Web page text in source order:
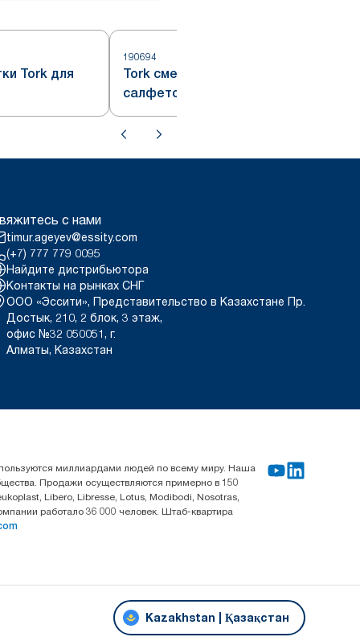
Tork для
190694
Tork сменный блок влажных
салфеток для поверхностей
с нами
timur.ageyev@essity.com
(+7) 777 779 0095
Найдите дистрибьютора
Контакты на рынках СНГ
ООО «Эссити», Представительство в Казахстане Пр.
Достык, 210, 2 блок, 3 этаж,
офис №32 050051, г.
Алматы, Казахстан
миллиардами людей по всему миру. Наша
Продажи осуществляются примерно в 150
Libero, Libresse, Lotus, Modibodi, Nosotras,
работало 36 000 человек. Штаб-квартира
Kazakhstan | Қазақстан